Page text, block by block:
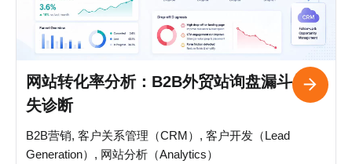
网站转化率分析：B2B外贸站询盘漏斗与流
失诊断
B2B营销, 客户关系管理（CRM）, 客户开发（Lead
Generation）, 网站分析（Analytics）